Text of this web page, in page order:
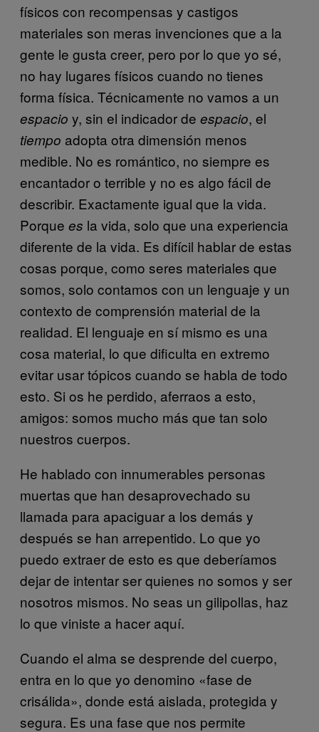
físicos con recompensas y castigos
materiales son meras invenciones que a la
gente le gusta creer, pero por lo que yo sé,
no hay lugares físicos cuando no tienes
forma física. Técnicamente no vamos a un
espacio y, sin el indicador de espacio, el
tiempo adopta otra dimensión menos
medible. No es romántico, no siempre es
encantador o terrible y no es algo fácil de
describir. Exactamente igual que la vida.
Porque es la vida, solo que una experiencia
diferente de la vida. Es difícil hablar de estas
cosas porque, como seres materiales que
somos, solo contamos con un lenguaje y un
contexto de comprensión material de la
realidad. El lenguaje en sí mismo es una
cosa material, lo que dificulta en extremo
evitar usar tópicos cuando se habla de todo
esto. Si os he perdido, aferraos a esto,
amigos: somos mucho más que tan solo
nuestros cuerpos.
He hablado con innumerables personas
muertas que han desaprovechado su
llamada para apaciguar a los demás y
después se han arrepentido. Lo que yo
puedo extraer de esto es que deberíamos
dejar de intentar ser quienes no somos y ser
nosotros mismos. No seas un gilipollas, haz
lo que viniste a hacer aquí.
Cuando el alma se desprende del cuerpo,
entra en lo que yo denomino «fase de
crisálida», donde está aislada, protegida y
segura. Es una fase que nos permite